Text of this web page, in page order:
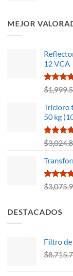
MEJOR
12 VCA
Valorado
con
de 5
$
Tricloro
50 kg
Valorado
con
de 5
$
Valorado
con
$
DESTACADOS
Filtro
$